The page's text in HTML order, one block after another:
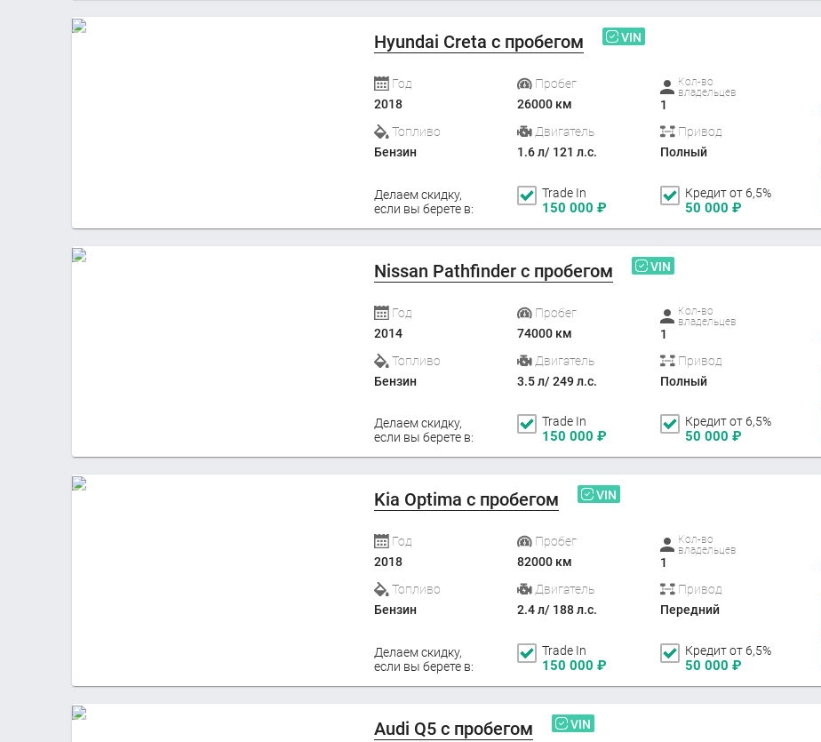
Hyundai Creta с пробегом VIN
Год
2018
Пробег
26000 км
Кол-во
владельцев
1
Топливо
Бензин
Двигатель
1.6 л/ 121 л.с.
Привод
Полный
Делаем скидку,
если вы берете в:
Trade In
150 000 ₽
Кредит от 6,5%
50 000 ₽
Nissan Pathfinder с пробегом VIN
Год
2014
Пробег
74000 км
Кол-во
владельцев
1
Топливо
Бензин
Двигатель
3.5 л/ 249 л.с.
Привод
Полный
Делаем скидку,
если вы берете в:
Trade In
150 000 ₽
Кредит от 6,5%
50 000 ₽
Kia Optima с пробегом VIN
Год
2018
Пробег
82000 км
Кол-во
владельцев
1
Топливо
Бензин
Двигатель
2.4 л/ 188 л.с.
Привод
Передний
Делаем скидку,
если вы берете в:
Trade In
150 000 ₽
Кредит от 6,5%
50 000 ₽
Audi Q5 с пробегом VIN